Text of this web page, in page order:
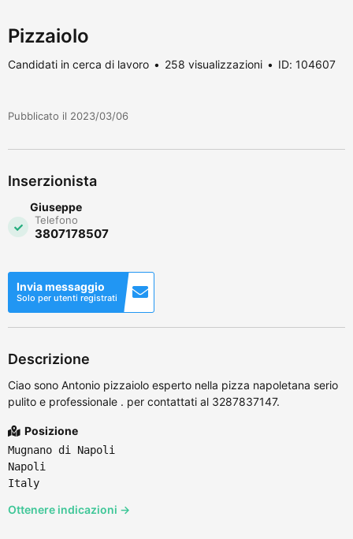
Pizzaiolo
Candidati in cerca di lavoro 258 visualizzazioni ID: 104607
Pubblicato il 2023/03/06
Inserzionista
Giuseppe
Telefono
3807178507
Invia messaggio
Solo per utenti registrati
Descrizione
Ciao sono Antonio pizzaiolo esperto nella pizza napoletana serio
pulito e professionale . per contattati al 3287837147.
Posizione
Mugnano di Napoli
Napoli
Italy
Ottenere indicazioni →